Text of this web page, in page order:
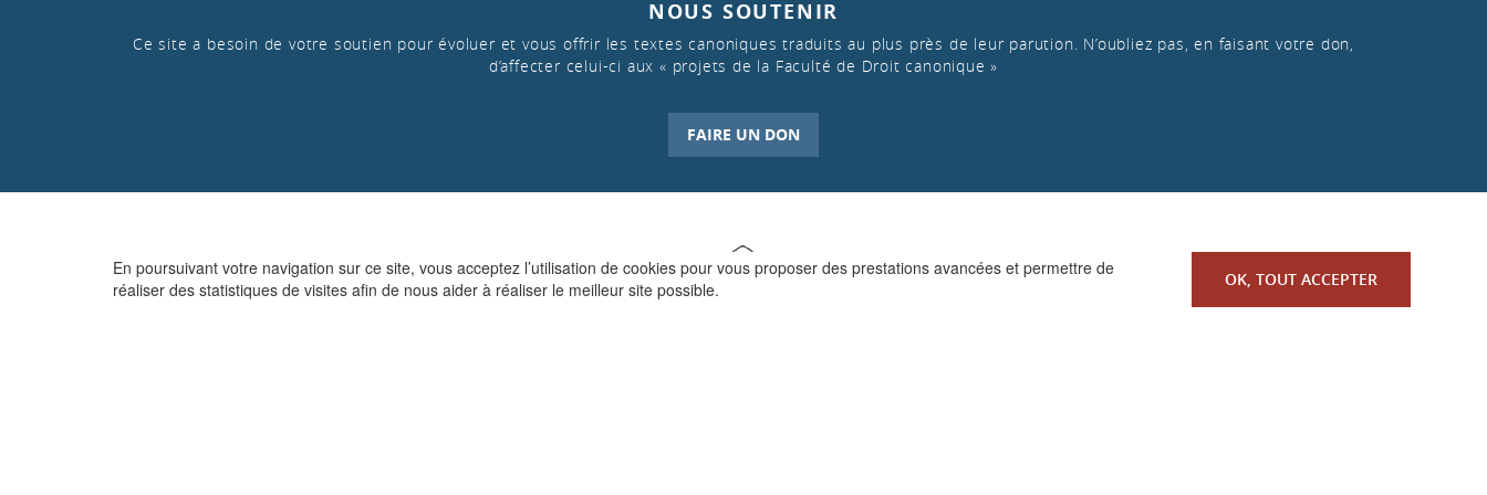
En poursuivant votre navigation sur ce site, vous acceptez l’utilisation de cookies pour vous proposer des prestations avancées et permettre de
réaliser des statistiques de visites afin de nous aider à réaliser le meilleur site possible.
OK, TOUT ACCEPTER
NOUS SOUTENIR
Ce site a besoin de votre soutien pour évoluer et vous offrir les textes canoniques traduits au plus près de leur parution. N’oubliez pas, en faisant votre don,
d’affecter celui-ci aux « projets de la Faculté de Droit canonique »
FAIRE UN DON